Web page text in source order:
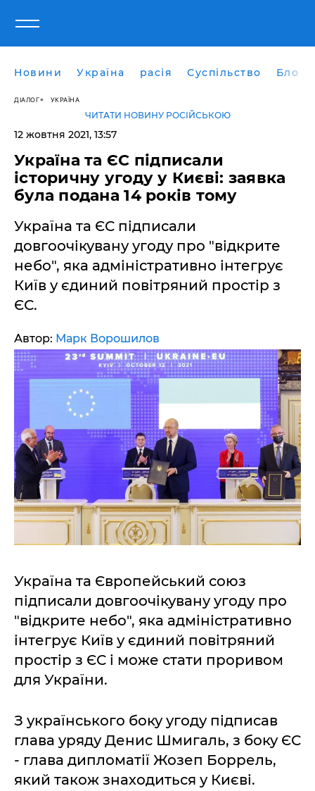
Новини Україна расія Суспільство Блоги
ДІАЛОГ УКРАЇНА
ЧИТАТИ НОВИНУ РОСІЙСЬКОЮ
12 жовтня 2021, 13:57
Україна та ЄС підписали
історичну угоду у Києві: заявка
була подана 14 років тому
Україна та ЄС підписали
довгоочікувану угоду про "відкрите
небо", яка адміністративно інтегрує
Київ у єдиний повітряний простір з
ЄС.
Автор: Марк Ворошилов
Україна та Європейський союз
підписали довгоочікувану угоду про
"відкрите небо", яка адміністративно
інтегрує Київ у єдиний повітряний
простір з ЄС і може стати проривом
для України.
З українського боку угоду підписав
глава уряду Денис Шмигаль, з боку ЄС
- глава дипломатії Жозеп Боррель,
який також знаходиться у Києві.